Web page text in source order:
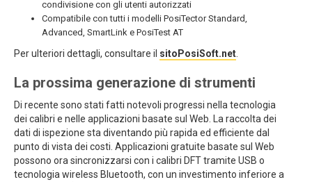
condivisione con gli utenti autorizzati
Compatibile con tutti i modelli PosiTector Standard,
Advanced, SmartLink e PosiTest AT
Per ulteriori dettagli, consultare il sitoPosiSoft.net.
La prossima generazione di strumenti
Di recente sono stati fatti notevoli progressi nella tecnologia
dei calibri e nelle applicazioni basate sul Web. La raccolta dei
dati di ispezione sta diventando più rapida ed efficiente dal
punto di vista dei costi. Applicazioni gratuite basate sul Web
possono ora sincronizzarsi con i calibri DFT tramite USB o
tecnologia wireless Bluetooth, con un investimento inferiore a